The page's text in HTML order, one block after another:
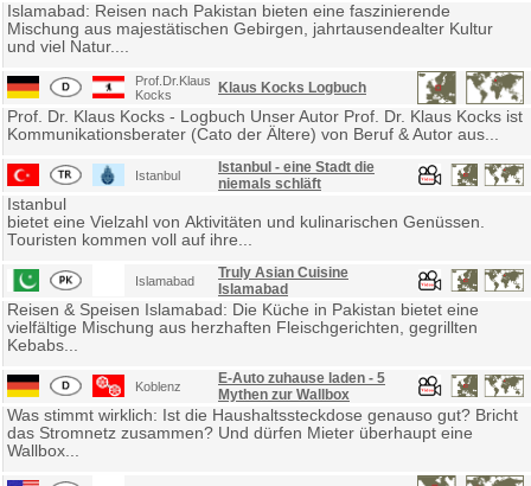
Islamabad: Reisen nach Pakistan bieten eine faszinierende
Mischung aus majestätischen Gebirgen, jahrtausendealter Kultur
und viel Natur....
Prof.Dr.Klaus
Kocks
Klaus Kocks Logbuch
Prof. Dr. Klaus Kocks - Logbuch Unser Autor Prof. Dr. Klaus Kocks ist
Kommunikationsberater (Cato der Ältere) von Beruf & Autor aus...
Istanbul
Istanbul - eine Stadt die
niemals schläft
Istanbul
bietet eine Vielzahl von Aktivitäten und kulinarischen Genüssen.
Touristen kommen voll auf ihre...
Islamabad
Truly Asian Cuisine
Islamabad
Reisen & Speisen Islamabad: Die Küche in Pakistan bietet eine
vielfältige Mischung aus herzhaften Fleischgerichten, gegrillten
Kebabs...
Koblenz
E-Auto zuhause laden - 5
Mythen zur Wallbox
Was stimmt wirklich: Ist die Haushaltssteckdose genauso gut? Bricht
das Stromnetz zusammen? Und dürfen Mieter überhaupt eine
Wallbox...